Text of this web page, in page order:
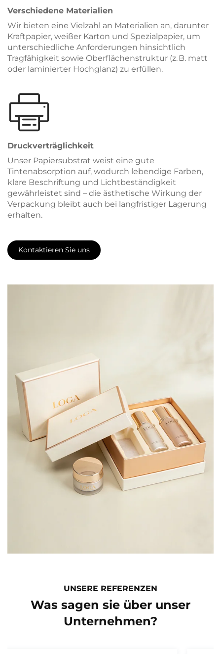
Verschiedene Materialien
Wir bieten eine Vielzahl an Materialien an, darunter
Kraftpapier, weißer Karton und Spezialpapier, um
unterschiedliche Anforderungen hinsichtlich
Tragfähigkeit sowie Oberflächenstruktur (z. B. matt
oder laminierter Hochglanz) zu erfüllen.
Druckverträglichkeit
Unser Papiersubstrat weist eine gute
Tintenabsorption auf, wodurch lebendige Farben,
klare Beschriftung und Lichtbeständigkeit
gewährleistet sind – die ästhetische Wirkung der
Verpackung bleibt auch bei langfristiger Lagerung
erhalten.
Kontaktieren Sie uns
UNSERE REFERENZEN
Was sagen sie über unser
Unternehmen?